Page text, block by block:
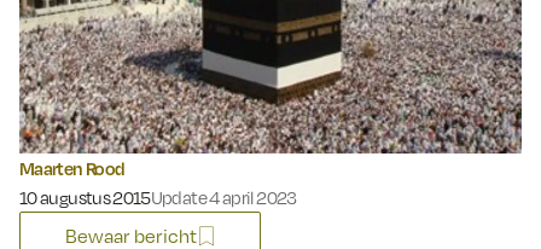
Maarten Rood
Gepubliceerd op:
10 augustus 2015Update 4 april 2023
Bewaar bericht